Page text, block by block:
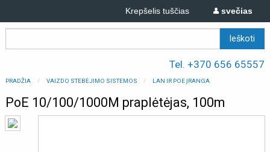
svečias
Krepšelis tuščias
Tel. +370 656 65557
PRADŽIA VAIZDO STEBĖJIMO SISTEMOS LAN IR POE ĮRANGA
PoE 10/100/1000M praplėtėjas, 100m